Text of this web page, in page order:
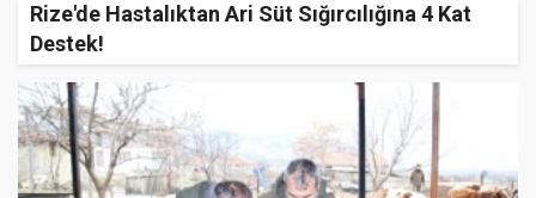
Rize'de Hastalıktan Ari Süt Sığırcılığına 4 Kat
Destek!